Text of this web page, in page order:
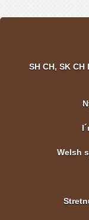
SH CH, SK
Welsh